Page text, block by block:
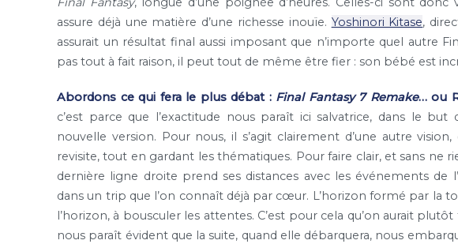
assure déjà une matière d’une richesse inouïe. Yoshinori Kitase,
assurait un résultat final aussi imposant que n’importe quel autre
pas tout à fait raison, il peut tout de même être fier : son bébé est
Abordons ce qui fera le plus débat : Final Fantasy 7 Remake… ou
c’est parce que l’exactitude nous paraît ici salvatrice, dans le
nouvelle version. Pour nous, il s’agit clairement d’une autre
revisite, tout en gardant les thématiques. Pour faire clair, et sans ne
dernière ligne droite prend ses distances avec les événements de
dans un trip que l’on connaît déjà par cœur. L’horizon formé par la
l’horizon, à bousculer les attentes. C’est pour cela qu’on aurait
nous paraît évident que la suite, quand elle débarquera, nous